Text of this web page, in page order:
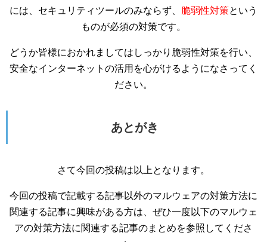
には、セキュリティツールのみならず、 脆弱性対策という
ものが必須の対策です。
どうか皆様におかれましてはしっかり脆弱性対策を行い、
安全なインターネットの活用を心がけるようになさってく
ださい。
あとがき
さて今回の投稿は以上となります。
今回の投稿で記載する記事以外のマルウェアの対策方法に
関連する記事に興味がある方は、ぜひ一度以下のマルウェ
アの対策方法に関連する記事のまとめを参照してくださ